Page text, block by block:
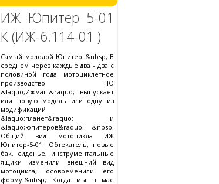
ИЖ Юпитер 5-01
К (ИЖ-6.114-01 )
Самый молодой Юпитер &nbsp; В
среднем через каждые два - два с
половиной года мотоциклетное
производство ПО
&laquo;Ижмаш&raquo; выпускает
или новую модель или одну из
модификаций
&laquo;планет&raquo; и
&laquo;юпитеров&raquo;. &nbsp;
Общий вид мотоцикла ИЖ
Юпитер-5-01. Обтекатель, новые
бак, сиденье, инструментальные
ящики изменили внешний вид
мотоцикла, осовременили его
форму.&nbsp; Когда мы в мае